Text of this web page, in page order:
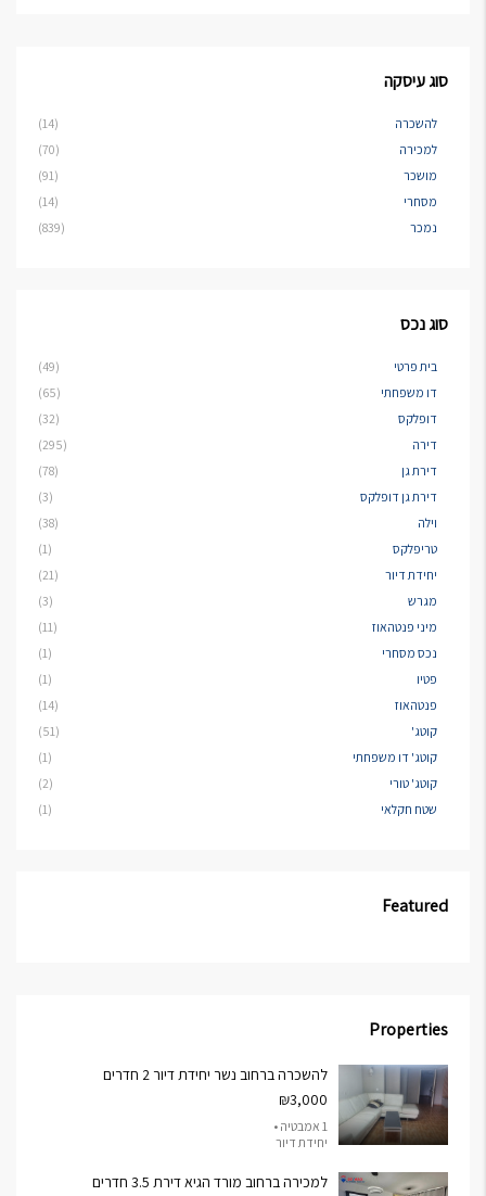
סוג עיסקה
להשכרה
(14)
למכירה
(70)
מושכר
(91)
מסחרי
(14)
נמכר
(839)
סוג נכס
בית פרטי
(49)
דו משפחתי
(65)
דופלקס
(32)
דירה
(295)
דירת גן
(78)
דירת גן דופלקס
(3)
וילה
(38)
טריפלקס
(1)
יחידת דיור
(21)
מגרש
(3)
מיני פנטהאוז
(11)
נכס מסחרי
(1)
פטיו
(1)
פנטהאוז
(14)
קוטג'
(51)
קוטג' דו משפחתי
(1)
קוטג' טורי
(2)
שטח חקלאי
(1)
Featured
Properties
להשכרה ברחוב נשר יחידת דיור 2 חדרים
₪3,000
1 אמבטיה •
יחידת דיור
למכירה ברחוב מורד הגיא דירת 3.5 חדרים